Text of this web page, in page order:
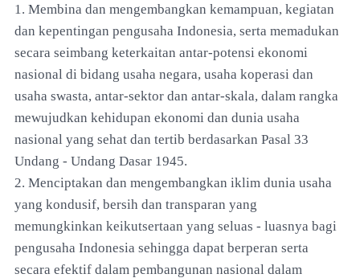
1. Membina dan mengembangkan kemampuan, kegiatan
dan kepentingan pengusaha Indonesia, serta memadukan
secara seimbang keterkaitan antar-potensi ekonomi
nasional di bidang usaha negara, usaha koperasi dan
usaha swasta, antar-sektor dan antar-skala, dalam rangka
mewujudkan kehidupan ekonomi dan dunia usaha
nasional yang sehat dan tertib berdasarkan Pasal 33
Undang - Undang Dasar 1945.
2. Menciptakan dan mengembangkan iklim dunia usaha
yang kondusif, bersih dan transparan yang
memungkinkan keikutsertaan yang seluas - luasnya bagi
pengusaha Indonesia sehingga dapat berperan serta
secara efektif dalam pembangunan nasional dalam